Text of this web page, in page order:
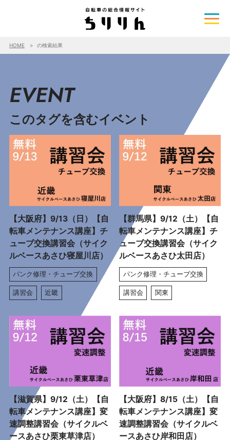
HOME の検索結果
EVENT
このタグを含むイベント
【大阪府】9/13（日）【自
転車メンテナンス講座】チ
ューブ交換講習会（サイク
ルベースあさひ寝屋川店）
パンク修理・チューブ交換
講習会 近畿
【群馬県】9/12（土）【自
転車メンテナンス講座】チ
ューブ交換講習会（サイク
ルベースあさひ太田店）
パンク修理・チューブ交換
講習会 関東
【滋賀県】9/12（土）【自
転車メンテナンス講座】変
速調整講習会（サイクルベ
ースあさひ栗東草津店）
【大阪府】8/15（土）【自
転車メンテナンス講座】変
速調整講習会（サイクルベ
ースあさひ岸和田店）